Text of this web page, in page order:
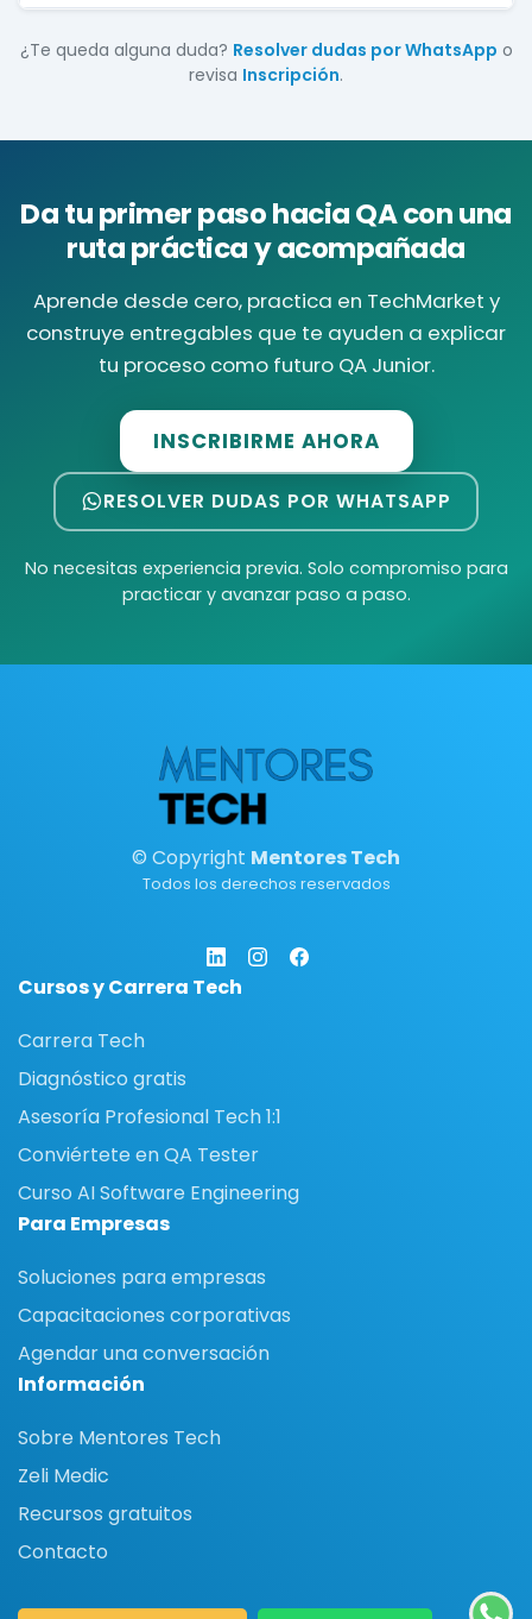
¿Te queda alguna duda? Resolver dudas por WhatsApp o
revisa Inscripción.
Da tu primer paso hacia QA con una
ruta práctica y acompañada
Aprende desde cero, practica en TechMarket y
construye entregables que te ayuden a explicar
tu proceso como futuro QA Junior.
INSCRIBIRME AHORA
RESOLVER DUDAS POR WHATSAPP
No necesitas experiencia previa. Solo compromiso para
practicar y avanzar paso a paso.
© Copyright Mentores Tech
Todos los derechos reservados
Cursos y Carrera Tech
Carrera Tech
Diagnóstico gratis
Asesoría Profesional Tech 1:1
Conviértete en QA Tester
Curso AI Software Engineering
Para Empresas
Soluciones para empresas
Capacitaciones corporativas
Agendar una conversación
Información
Sobre Mentores Tech
Zeli Medic
Recursos gratuitos
Contacto